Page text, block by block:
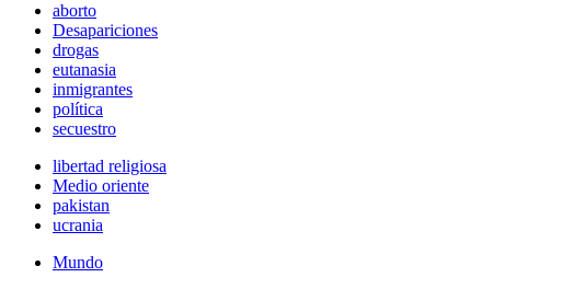
aborto
Desapariciones
drogas
eutanasia
inmigrantes
política
secuestro
libertad religiosa
Medio oriente
pakistan
ucrania
Mundo